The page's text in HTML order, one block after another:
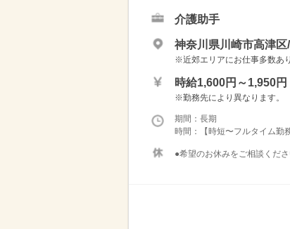
介護助手
神奈川県川崎市高津
※近郊エリアにお仕事多数あ
時給1,600円～1,950円
※勤務先により異なります。
期間：長期
時間：【時短〜フルタイム勤
●希望のお休みをご相談くだ